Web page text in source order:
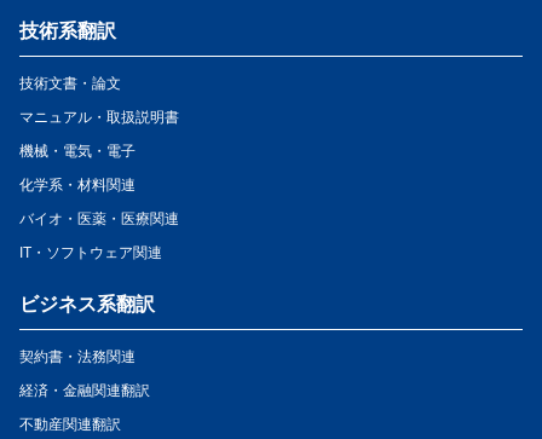
技術系翻訳
技術文書・論文
マニュアル・取扱説明書
機械・電気・電子
化学系・材料関連
バイオ・医薬・医療関連
IT・ソフトウェア関連
ビジネス系翻訳
契約書・法務関連
経済・金融関連翻訳
不動産関連翻訳